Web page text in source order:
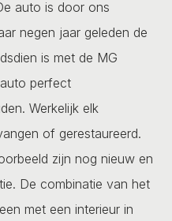
auto is door ons
negen jaar geleden de
is met de MG
perfect
Werkelijk elk
of gerestaureerd.
zijn nog nieuw en
De combinatie van het
met een interieur in